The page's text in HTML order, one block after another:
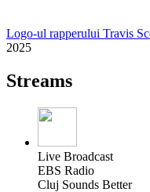
Logo-ul rapperului Travis
2025
Streams
Live Broadcast
EBS Radio
Cluj Sounds Better